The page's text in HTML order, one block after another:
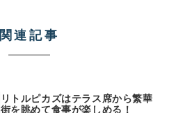
関連記事
リトルピカズはテラス席から繁華
街を眺めて食事が楽しめる！